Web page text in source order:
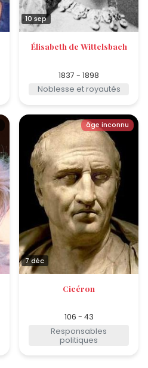
10 sep
Élisabeth de Wittelsbach
1837 - 1898
Noblesse et royautés
âge inconnu
7 déc
Cicéron
106 - 43
Responsables
politiques